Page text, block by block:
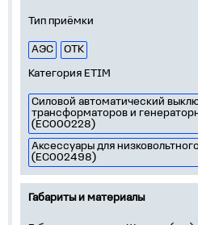
Тип приёмки
АЭС
ОТК
Категория ETIM
Силовой автоматический
трансформаторов и
(EC000228)
Аксессуары для
(EC002498)
Габариты и материалы